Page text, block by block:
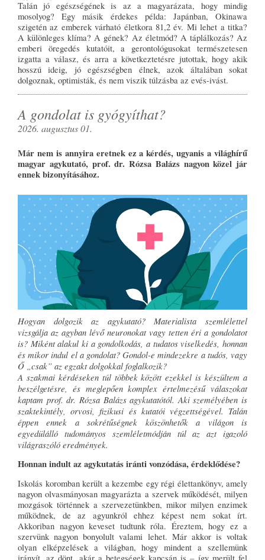
Talán jó egészségének is az a magyarázata, hogy mindig
mosolyog? Egy másik érdekes példa: Japánban, Okinawa
szigetén az emberek várható életkora 81,2 év. Mi lehet a titka?
A különleges klíma? A gének? Az életmód? A táplálkozás? Az
emberi öregedés kutatóit, a gerontológusokat természetesen
izgatta a válasz, és arra a következtetésre jutottak, hogy akik
hosszú ideig, jó egészségben élnek, azok általában sokat
dolgoznak, optimisták, és nem viszik túlzásba az evés-ivást.
A gondolat is gyógyíthat?
2026. augusztus 01.
Már nem is annyira eretnek ez a kérdés, ugyanis a világhírű
magyar agykutató, prof. dr. Rózsa Balázs nagyon közel jár
ennek bizonyításához.
Hogyan dolgozik az agykutató?
Materialista szemlélettel
vizsgálja az agyban lévő neuronokat vagy tetten éri a gondolatot
is? Miként alakul ki a gondolkodás, a tudatos viselkedés, honnan
és mikor indul el a gondolat? Gondol-e mindezekre a tudós, vagy
Ő „csak” az egzakt dolgokkal foglalkozik?
A szakmai kérdéseken túl többek között ezekkel is készültem a
beszélgetésre, és meglepően komplex értelmezésű válaszokat
kaptam prof. dr. Rózsa Balázs agykutatótól. Aki személyében is
szaktekintély, orvosi, fizikusi és kutatói végzettségével. Talán
éppen ennek a sokrétűségnek köszönhetők a világon is
egyedülálló tudományos szemléletmódján túl az azt igazoló
világraszóló eredmények.
Honnan indult az agykutatás iránti vonzódása, érdeklődése?
Iskolás koromban került a kezembe egy régi élettankönyv, amely
nagyon olvasmányosan magyarázta a szervek működését, milyen
mozgások történnek a szervezetünkben, mikor milyen enzimek
működnek, de az agyunkról ehhez képest nem sokat írt.
Akkoriban nagyon keveset tudtunk róla. Éreztem, hogy ez a
szervünk nagyon bonyolult valami lehet. Már akkor is voltak
olyan elképzelések a világban, hogy mindent a szellemünk